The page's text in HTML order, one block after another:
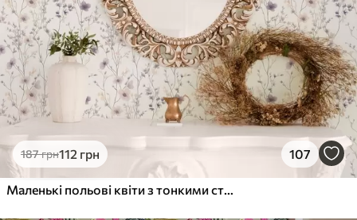
187грн112 грн 107
Маленькі польові квіти з тонкими стеблами на світлому тлі